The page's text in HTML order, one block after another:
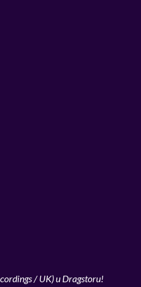
/ UK) u Dragstoru!